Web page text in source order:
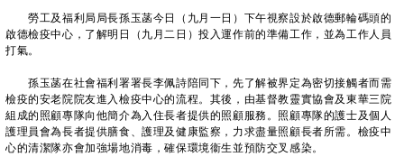
勞工及福利局局長孫玉菡今日（九月一日）下午視察設於啟德郵輪碼頭的
啟德檢疫中心，了解明日（九月二日）投入運作前的準備工作，並為工作人員
打氣。
孫玉菡在社會福利署署長李佩詩陪同下，先了解被界定為密切接觸者而需
檢疫的安老院院友進入檢疫中心的流程。其後，由基督教靈實協會及東華三院
組成的照顧專隊向他簡介為入住長者提供的照顧服務。照顧專隊的護士及個人
護理員會為長者提供膳食、護理及健康監察，力求盡量照顧長者所需。檢疫中
心的清潔隊亦會加強場地消毒，確保環境衞生並預防交叉感染。